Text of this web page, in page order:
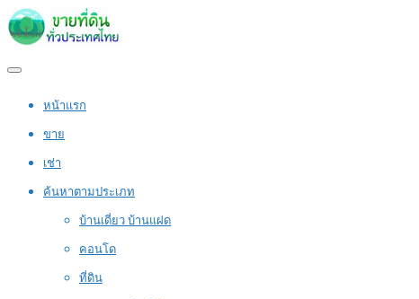
หน้าแรก
ขาย
เช่า
ค้นหาตามประเภท
บ้านเดี่ยว บ้านแฝด
คอนโด
ที่ดิน